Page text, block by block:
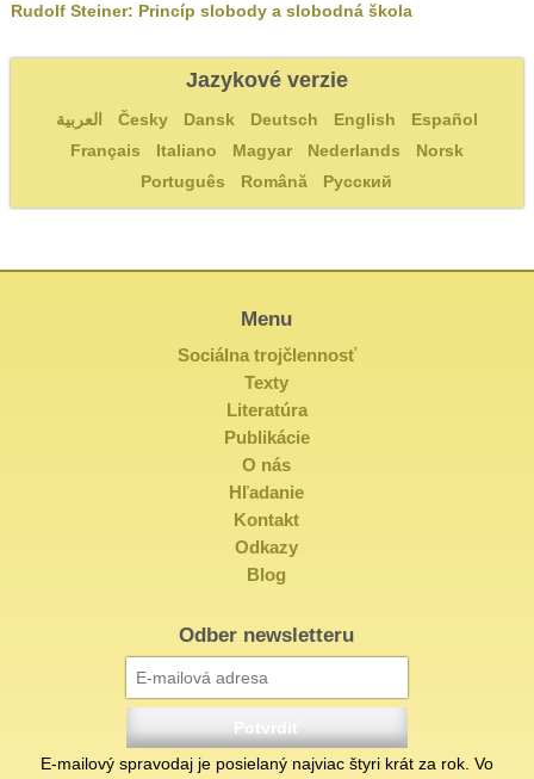
Rudolf Steiner: Princíp slobody a slobodná škola
Jazykové verzie
Česky Dansk Deutsch English
Español
Français
Italiano Magyar Nederlands
Norsk
Português
Română Русский
Menu
Sociálna trojčlennosť
Texty
Literatúra
Publikácie
O nás
Hľadanie
Kontakt
Odkazy
Blog
Odber newsletteru
E-mailový spravodaj je posielaný najviac štyri krát za rok. Vo